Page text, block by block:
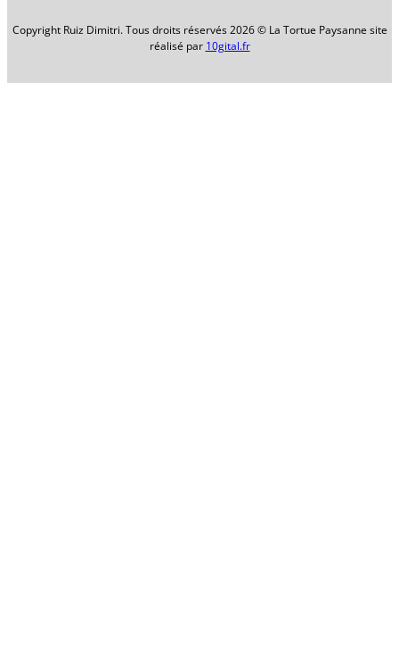
Copyright Ruiz Dimitri. Tous droits réservés 2026 © La Tortue Paysanne site
réalisé par 10gital.fr